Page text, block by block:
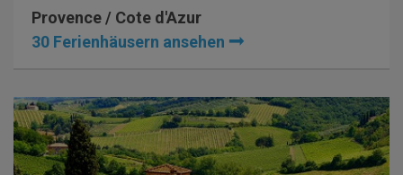
Provence / Cote d'Azur
30 Ferienhäusern ansehen